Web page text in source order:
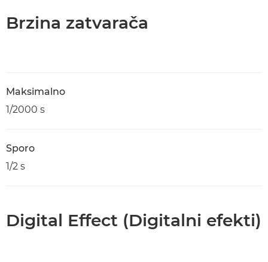
Brzina zatvarača
Maksimalno
1/2000 s
Sporo
1/2 s
Digital Effect (Digitalni efekti)